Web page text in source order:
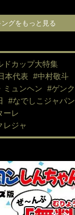
グをもっと見る
ドカップ大特集
本代表
#中村敬斗
ミュンヘン
#ゲンク
#なでしこジャパン
ーレ
レジャ